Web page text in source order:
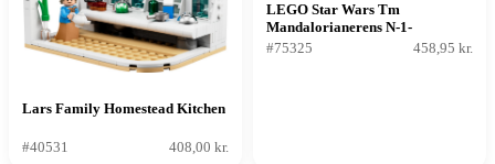
Lars Family Homestead Kitchen
#40531 408,00 kr.
LEGO Star Wars Tm
Mandalorianerens N-1-
Stjernejager
#75325 458,95 kr.